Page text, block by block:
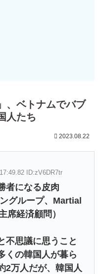
、ベトナムでバブ
人たち
2023.08.22
ID:zV6DR7tr
者になる皮肉
グループ、Martial
経済顧問）
不思議に思うこと
くの韓国人が暮ら
2万人だが、韓国人